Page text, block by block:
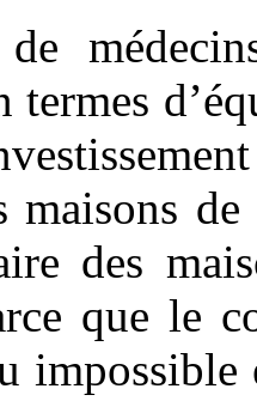
termes
maisons
des
que le